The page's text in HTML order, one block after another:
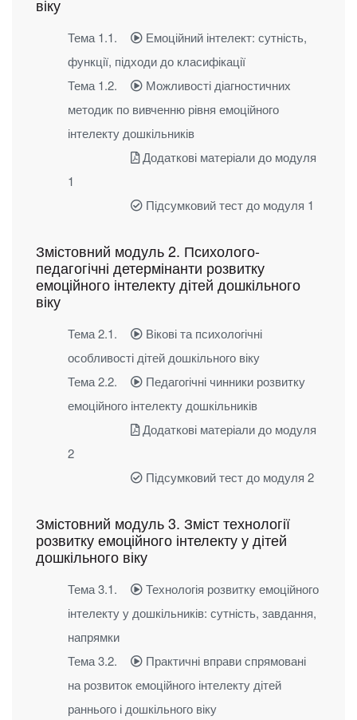
віку
Тема 1.1.
Емоційний інтелект: сутність,
функції, підходи до класифікації
Тема 1.2.
Можливості діагностичних
методик по вивченню рівня емоційного
інтелекту дошкільників
Додаткові матеріали до модуля
1
Підсумковий тест до модуля 1
Змістовний модуль 2. Психолого-
педагогічні детермінанти розвитку
емоційного інтелекту дітей дошкільного
віку
Тема 2.1.
Вікові та психологічні
особливості дітей дошкільного віку
Тема 2.2.
Педагогічні чинники розвитку
емоційного інтелекту дошкільників
Додаткові матеріали до модуля
2
Підсумковий тест до модуля 2
Змістовний модуль 3. Зміст технології
розвитку емоційного інтелекту у дітей
дошкільного віку
Тема 3.1.
Технологія розвитку емоційного
інтелекту у дошкільників: сутність, завдання,
напрямки
Тема 3.2.
Практичні вправи спрямовані
на розвиток емоційного інтелекту дітей
раннього і дошкільного віку